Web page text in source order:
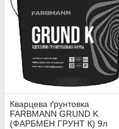
Кварцева ґрунтовка
FARBMANN GRUND K
(ФАРБМЕН ГРУНТ К) 9л